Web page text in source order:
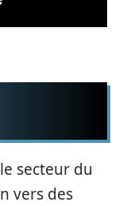
secteur du
vers des